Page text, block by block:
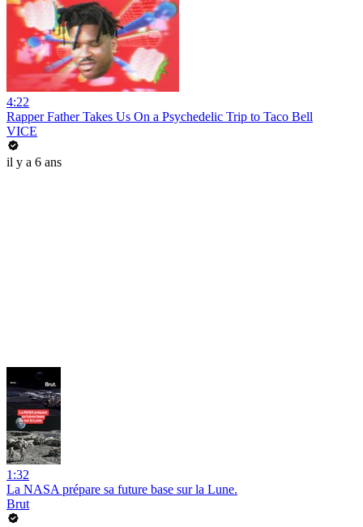
4:22
Rapper Father Takes Us On a Psychedelic Trip to Taco Bell
VICE
il y a 6 ans
1:32
La NASA prépare sa future base sur la Lune.
Brut